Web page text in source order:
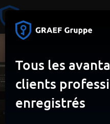
Tous les
clients
enregistrés